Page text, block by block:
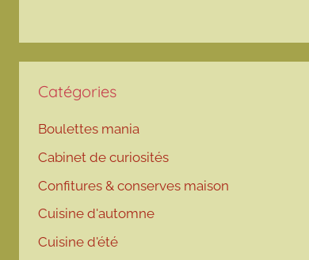
Catégories
Boulettes mania
Cabinet de curiosités
Confitures & conserves maison
Cuisine d'automne
Cuisine d'été